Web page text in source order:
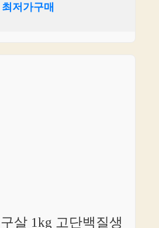
최저가구매
살 1kg 고단백질생